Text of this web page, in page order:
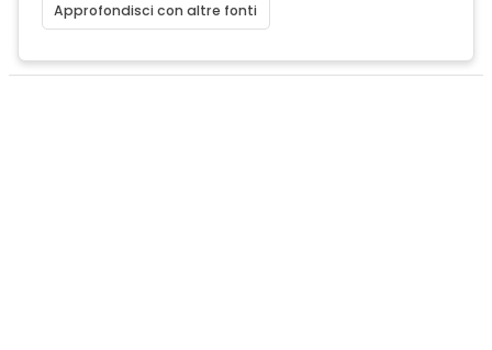
Approfondisci con altre fonti